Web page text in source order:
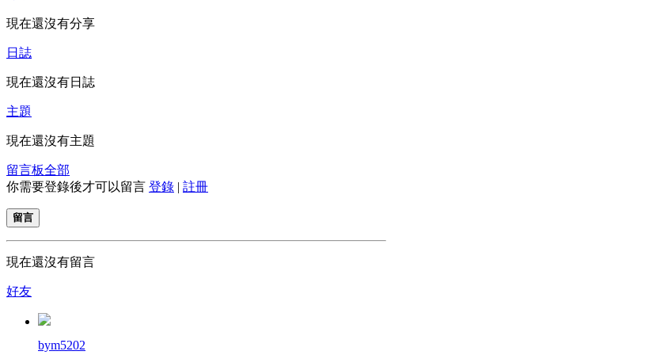
現在還沒有分享
日誌
現在還沒有日誌
主題
現在還沒有主題
留言板全部
你需要登錄後才可以留言 登錄 | 註冊
留言
現在還沒有留言
好友
bym5202